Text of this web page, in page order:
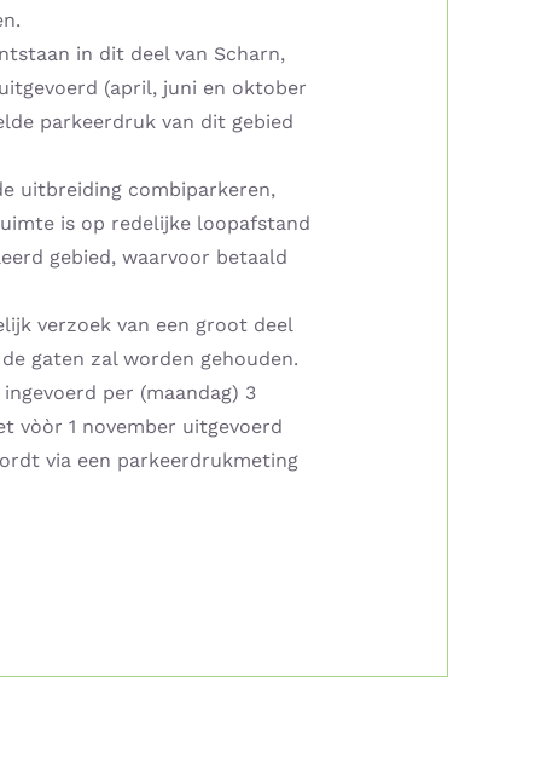
in dit deel van Scharn,
(april, juni en oktober
parkeerdruk van dit gebied
uitbreiding combiparkeren,
is op redelijke loopafstand
gebied, waarvoor betaald
verzoek van een groot deel
gaten zal worden gehouden.
per (maandag) 3
vòòr 1 november uitgevoerd
via een parkeerdrukmeting